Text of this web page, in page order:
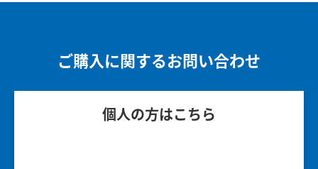
ご購入に関するお問い合わせ
個人の方はこちら